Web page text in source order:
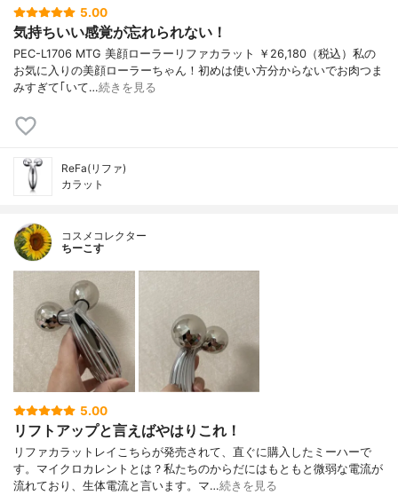
5.00
気持ちいい感覚が忘れられない！
PEC-L1706 MTG 美顔ローラーリファカラット ￥26,180（税込）私の
お気に入りの美顔ローラーちゃん！初めは使い方分からないでお肉つま
みすぎて｢いて…続きを見る
ReFa(リファ)
カラット
コスメコレクター
ちーこす
5.00
リフトアップと言えばやはりこれ！
リファカラットレイこちらが発売されて、直ぐに購入したミーハーで
す。マイクロカレントとは？私たちのからだにはもともと微弱な電流が
流れており、生体電流と言います。マ…続きを見る